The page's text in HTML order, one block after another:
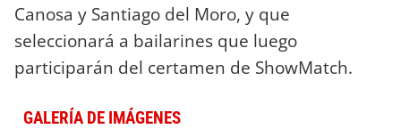
Canosa y Santiago del Moro, y que
seleccionará a bailarines que luego
participarán del certamen de ShowMatch.
GALERÍA DE IMÁGENES